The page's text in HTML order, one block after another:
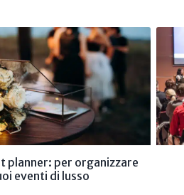
planner: per organizzare
eventi di lusso